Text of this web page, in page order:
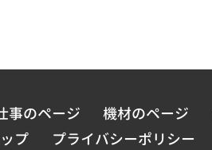
事のページ 機材のページ
プ プライバシーポリシー